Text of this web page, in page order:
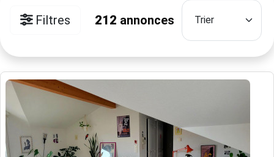
Filtres 212 annonces